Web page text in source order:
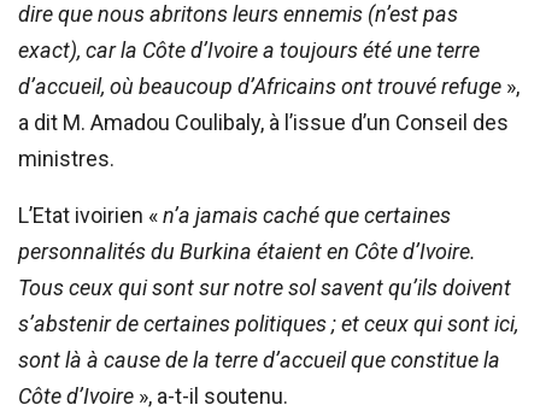
dire que nous abritons leurs ennemis (n’est pas
exact), car la Côte d’Ivoire a toujours été une terre
d’accueil, où beaucoup d’Africains ont trouvé refuge »,
a dit M. Amadou Coulibaly, à l’issue d’un Conseil des
ministres.
L’Etat ivoirien «n’a jamais caché que certaines
personnalités du Burkina étaient en Côte d’Ivoire.
Tous ceux qui sont sur notre sol savent qu’ils doivent
s’abstenir de certaines politiques ; et ceux qui sont ici,
sont là à cause de la terre d’accueil que constitue la
Côte d’Ivoire », a-t-il soutenu.